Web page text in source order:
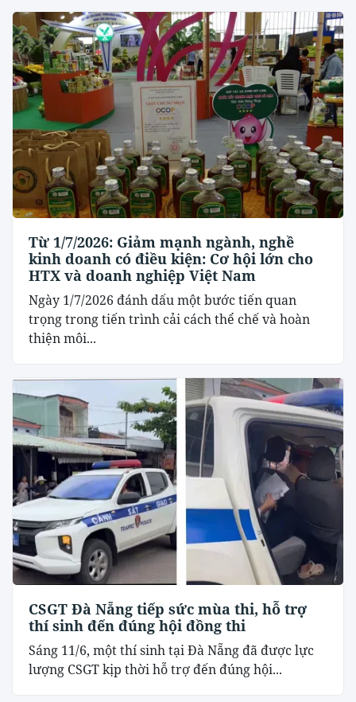
Từ 1/7/2026: Giảm mạnh ngành, nghề
kinh doanh có điều kiện: Cơ hội lớn cho
HTX và doanh nghiệp Việt Nam
Ngày 1/7/2026 đánh dấu một bước tiến quan
trọng trong tiến trình cải cách thể chế và hoàn
thiện môi...
CSGT Đà Nẵng tiếp sức mùa thi, hỗ trợ
thí sinh đến đúng hội đồng thi
Sáng 11/6, một thí sinh tại Đà Nẵng đã được lực
lượng CSGT kịp thời hỗ trợ đến đúng hội...